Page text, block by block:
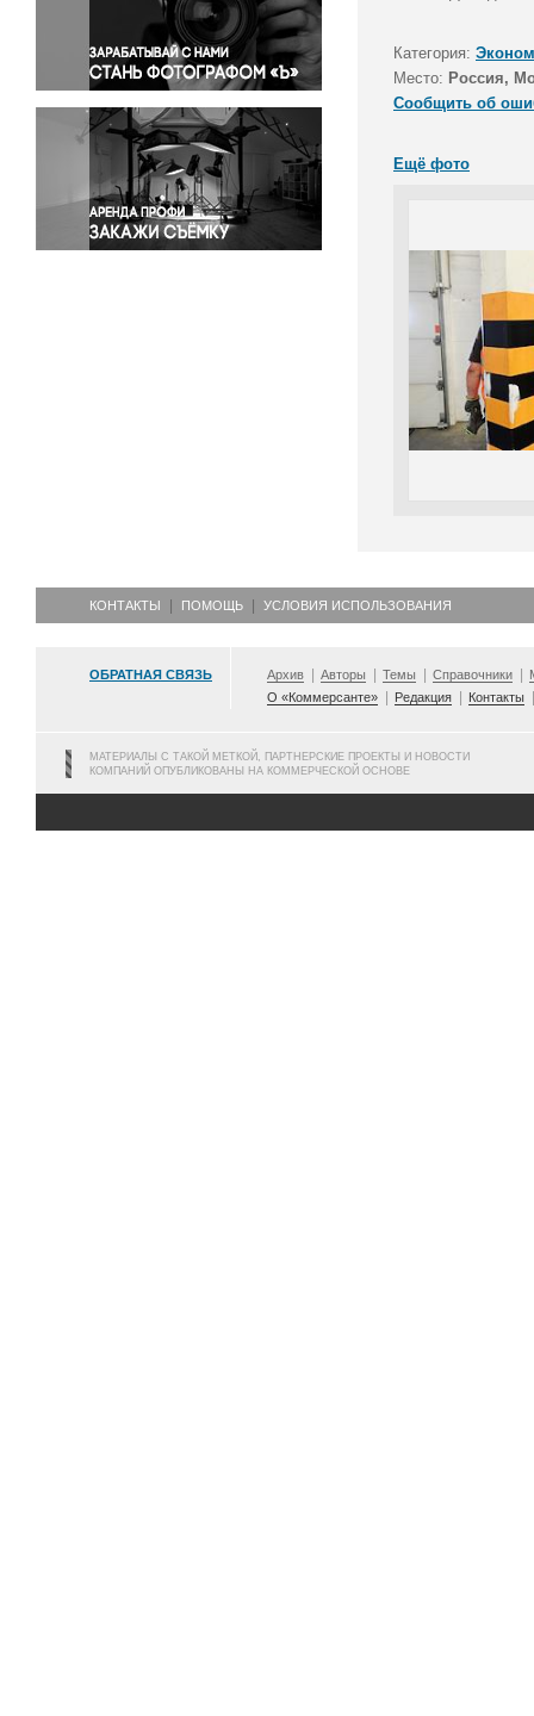
Правосудие
Происшествия и конфликты
Религия
Светская жизнь
Спорт
Экология
Экономика и бизнес
Категория:
Место: Россия,
Сообщить об
Ещё фото
КОНТАКТЫ ПОМОЩЬ УСЛОВИЯ ИСПОЛЬЗОВАНИЯ
ОБРАТНАЯ СВЯЗЬ Архив Авторы Темы Справочники
О «Коммерсанте»
Редакция Контакты
МАТЕРИАЛЫ С ТАКОЙ МЕТКОЙ, ПАРТНЕРСКИЕ ПРОЕКТЫ И НОВОСТИ
КОМПАНИЙ ОПУБЛИКОВАНЫ НА КОММЕРЧЕСКОЙ ОСНОВЕ